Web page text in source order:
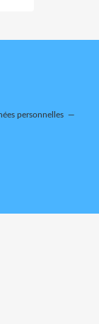
personnelles